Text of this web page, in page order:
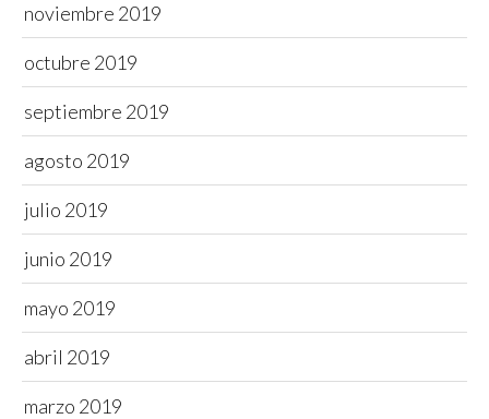
noviembre 2019
octubre 2019
septiembre 2019
agosto 2019
julio 2019
junio 2019
mayo 2019
abril 2019
marzo 2019